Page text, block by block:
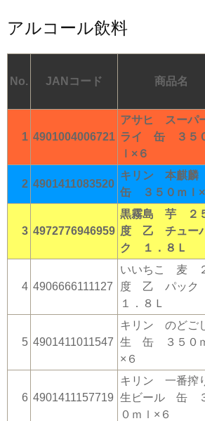
アルコール飲料
No. JANコード 商品名
1 4901004006721
アサヒ スーパ
ライ 缶 ３５
ｌ×６
2 4901411083520
キリン 本麒麟
缶 ３５０ｍｌ×
3 4972776946959
黒霧島 芋 ２
度 乙 チュー
ク １．８Ｌ
4 4906666111127
いいちこ 麦
度 乙 パック
１．８Ｌ
5 4901411011547
キリン のどご
生 缶 ３５０
×６
6 4901411157719
キリン 一番搾
生ビール 缶
０ｍｌ×６